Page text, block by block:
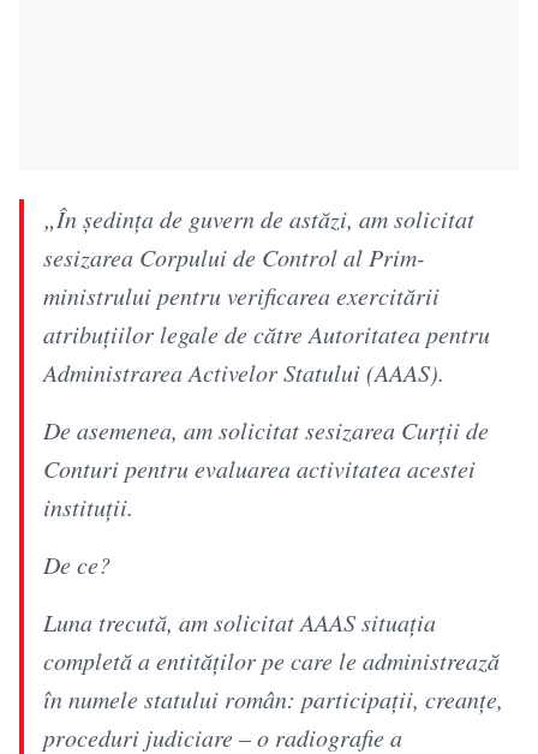
„În ședința de guvern de astăzi, am solicitat
sesizarea Corpului de Control al Prim-
ministrului pentru verificarea exercitării
atribuțiilor legale de către Autoritatea pentru
Administrarea Activelor Statului (AAAS).
De asemenea, am solicitat sesizarea Curții de
Conturi pentru evaluarea activitatea acestei
instituții.
De ce?
Luna trecută, am solicitat AAAS situația
completă a entităților pe care le administrează
în numele statului român: participații, creanțe,
proceduri judiciare – o radiografie a